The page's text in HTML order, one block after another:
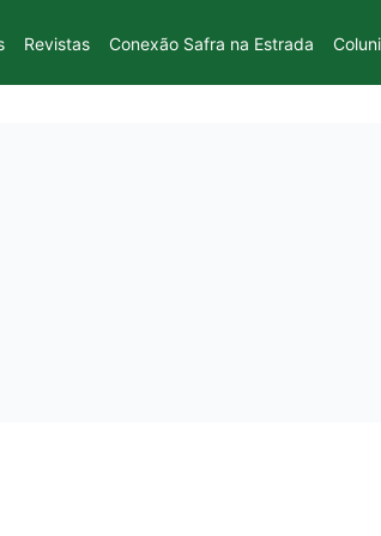
Revistas Conexão Safra na Estrada